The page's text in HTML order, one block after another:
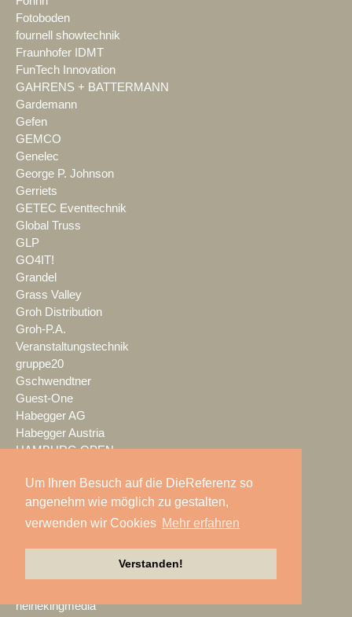
Um Ihren Besuch auf die DieReferenz so
angenehm wie möglich zu gestalten,
verwenden wir Cookies Mehr erfahren
Verstanden!
Fotoboden
fournell showtechnik
Fraunhofer IDMT
FunTech Innovation
GAHRENS + BATTERMANN
Gardemann
Gefen
GEMCO
Genelec
George P. Johnson
Gerriets
GETEC Eventtechnik
Global Truss
GLP
GO4IT!
Grandel
Grass Valley
Groh Distribution
Groh-P.A.
Veranstaltungstechnik
gruppe20
Gschwendtner
Guest-One
Habegger AG
Habegger Austria
HAMBURG OPEN
HARMAN Professional
Harmonic Design
Harmonic Sound
heinekingmedia